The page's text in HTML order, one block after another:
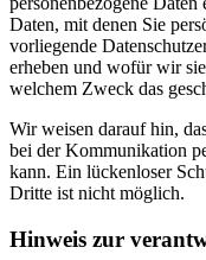
Daten, mit denen Sie
vorliegende
erheben und wofür wir
welchem Zweck das
Wir weisen darauf hin,
bei der Kommunikation
kann. Ein lückenloser
Dritte ist nicht möglich.
Hinweis zur